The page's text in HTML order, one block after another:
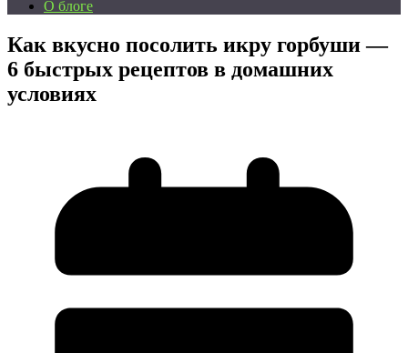
О блоге
Как вкусно посолить икру горбуши —
6 быстрых рецептов в домашних
условиях